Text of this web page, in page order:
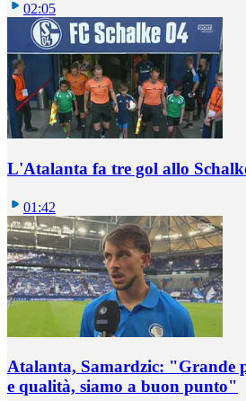
02:05
L'Atalanta fa tre gol allo
01:42
Atalanta, Samardzic: "Grande
e qualità, siamo a buon punto"